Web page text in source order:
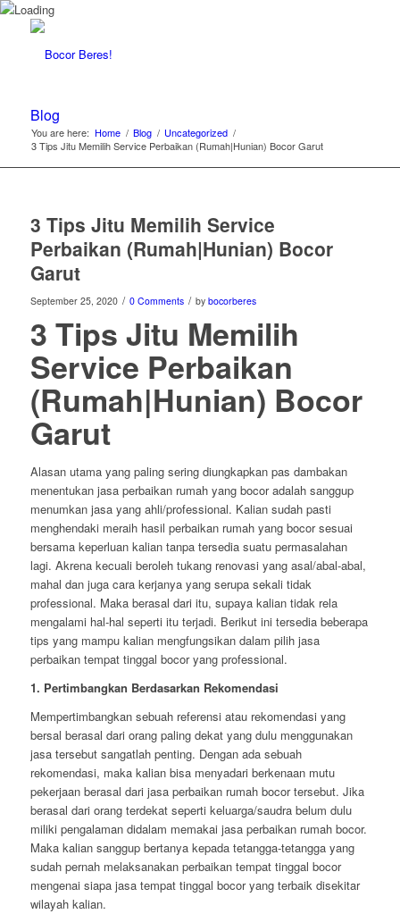
Blog
You are here: Home / Blog / Uncategorized /
3 Tips Jitu Memilih Service Perbaikan (Rumah|Hunian) Bocor Garut
3 Tips Jitu Memilih Service
Perbaikan (Rumah|Hunian) Bocor
Garut
September 25, 2020 / 0 Comments / by bocorberes
3 Tips Jitu Memilih
Service Perbaikan
(Rumah|Hunian) Bocor
Garut
Alasan utama yang paling sering diungkapkan pas dambakan
menentukan jasa perbaikan rumah yang bocor adalah sanggup
menumkan jasa yang ahli/professional. Kalian sudah pasti
menghendaki meraih hasil perbaikan rumah yang bocor sesuai
bersama keperluan kalian tanpa tersedia suatu permasalahan
lagi. Akrena kecuali beroleh tukang renovasi yang asal/abal-abal,
mahal dan juga cara kerjanya yang serupa sekali tidak
professional. Maka berasal dari itu, supaya kalian tidak rela
mengalami hal-hal seperti itu terjadi. Berikut ini tersedia beberapa
tips yang mampu kalian mengfungsikan dalam pilih jasa
perbaikan tempat tinggal bocor yang professional.
1. Pertimbangkan Berdasarkan Rekomendasi
Mempertimbangkan sebuah referensi atau rekomendasi yang
bersal berasal dari orang paling dekat yang dulu menggunakan
jasa tersebut sangatlah penting. Dengan ada sebuah
rekomendasi, maka kalian bisa menyadari berkenaan mutu
pekerjaan berasal dari jasa perbaikan rumah bocor tersebut. Jika
berasal dari orang terdekat seperti keluarga/saudra belum dulu
miliki pengalaman didalam memakai jasa perbaikan rumah bocor.
Maka kalian sanggup bertanya kepada tetangga-tetangga yang
sudah pernah melaksanakan perbaikan tempat tinggal bocor
mengenai siapa jasa tempat tinggal bocor yang terbaik disekitar
wilayah kalian.